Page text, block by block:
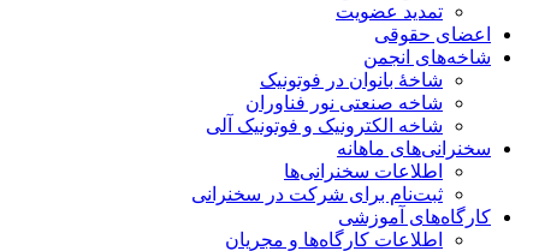
تمدید عضویت
اعضای حقوقی
شاخه‌های انجمن
شاخۀ بانوان در فوتونیک
شاخه صنعتی نور فناوران
شاخه‌ الکترونیک و فوتونیک آلی
سخنرانی‌های ماهانه
اطلاعات سخنرانی‌‌ها
ثبت‌نام برای شرکت در سخنرانی
کارگاه‌های آموزشی
اطلاعات کارگاه‌ها و مجریان